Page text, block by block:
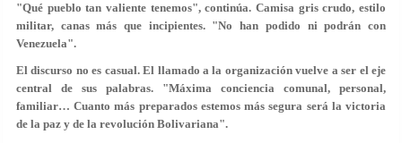
"Qué pueblo tan valiente tenemos", continúa. Camisa gris crudo, estilo
militar, canas más que incipientes. "No han podido ni podrán con
Venezuela".
El discurso no es casual. El llamado a la organización vuelve a ser el eje
central de sus palabras. "Máxima conciencia comunal, personal,
familiar… Cuanto más preparados estemos más segura será la victoria
de la paz y de la revolución Bolivariana".